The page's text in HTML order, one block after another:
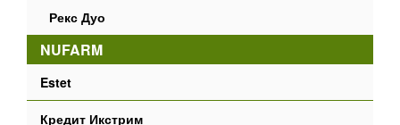
Рекс Дуо
NUFARM
Estet
Кредит Икстрим